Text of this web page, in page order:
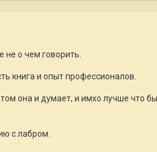
не о чем говорить.
книга и опыт профессионалов.
она и думает, и имхо лучше что
с лабром.